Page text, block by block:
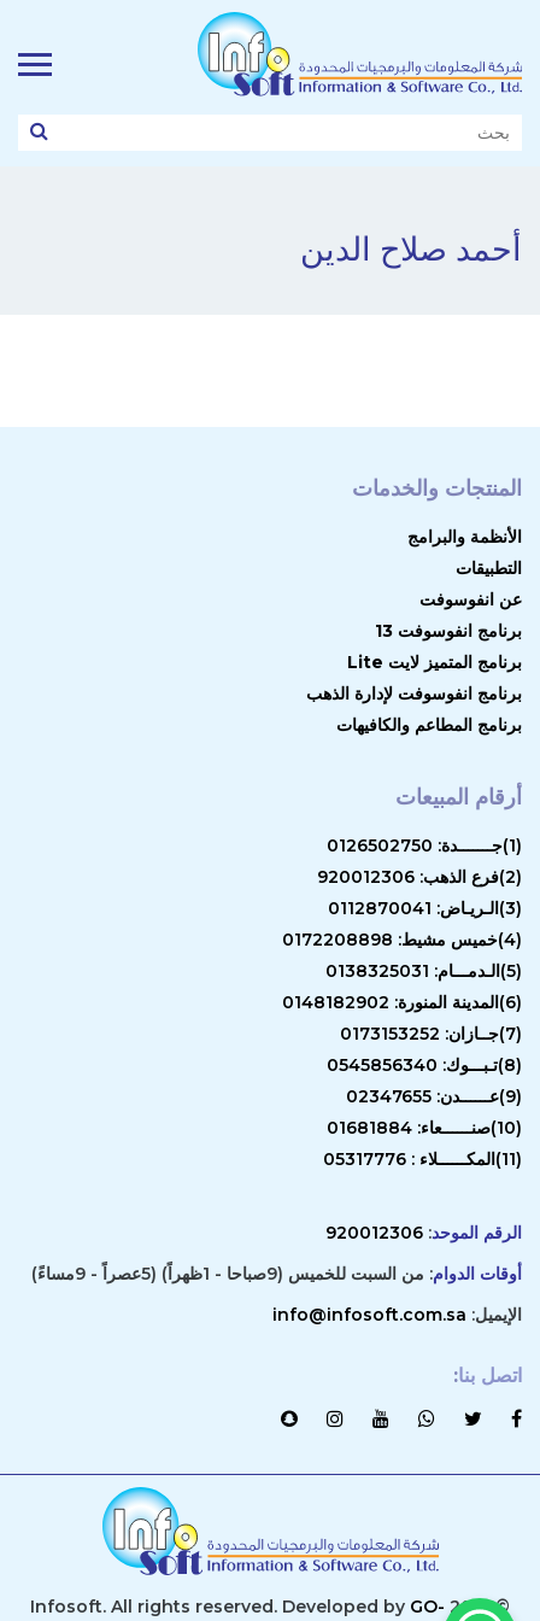
أحمد صلاح الدين
المنتجات والخدمات
الأنظمة والبرامج
التطبيقات
عن انفوسوفت
برنامج انفوسوفت 13
برنامج المتميز لايت Lite
برنامج انفوسوفت لإدارة الذهب
برنامج المطاعم والكافيهات
أرقام المبيعات
(1)جـــــــدة: 0126502750
(2)فرع الذهب: 920012306
(3)الـريـاض: 0112870041
(4)خميس مشيط: 0172208898
(5)الـدمـــام: 0138325031
(6)المدينة المنورة: 0148182902
(7)جــازان: 0173153252
(8)تـبـــوك: 0545856340
(9)عــــــدن: 02347655
(10)صنــــــعاء: 01681884
(11)المكــــــلاء : 05317776
الرقم الموحد:
920012306
أوقات الدوام: من السبت للخميس (9صباحا - 1ظهراً) (5عصراً - 9مساءً)
الإيميل: info@infosoft.com.sa
اتصل بنا:
© 2019 Infosoft. All rights reserved. Developed by
GO-